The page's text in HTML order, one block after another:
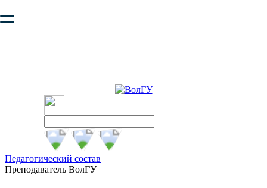
безопасную работу с сайтом. Пожалуйста
Педагогический состав
Преподаватель ВолГУ